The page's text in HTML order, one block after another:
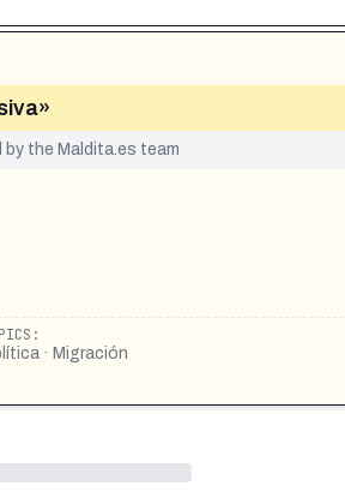
the Maldita.es team
· Migración